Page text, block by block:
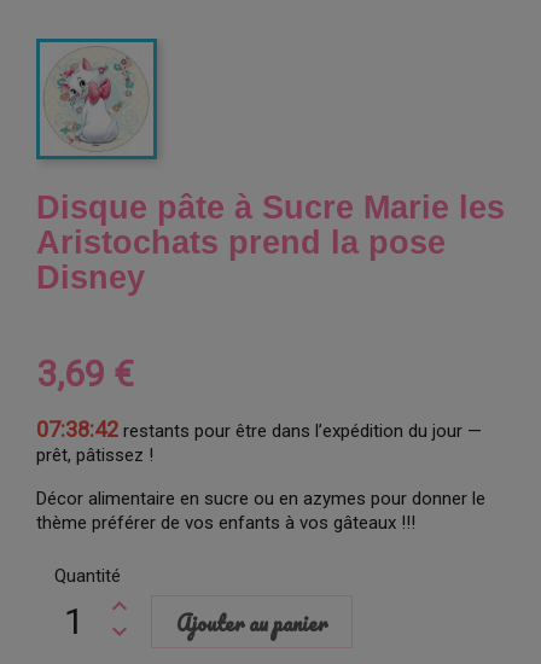
Disque pâte à Sucre Marie les
Aristochats prend la pose
Disney
3,69 €
07:38:42 restants pour être dans l’expédition du jour —
prêt, pâtissez !
Décor alimentaire en sucre ou en azymes pour donner le
thème préférer de vos enfants à vos gâteaux !!!
Quantité
Ajouter au panier